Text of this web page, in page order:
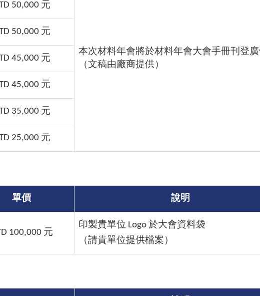
本次材料年會將於材料年會大會手冊刊登
（文稿由廠商提供）
50,000 元
50,000 元
45,000 元
45,000 元
35,000 元
25,000 元
單價 說明
100,000 元
印製貴單位 Logo 於大會資料袋
（請貴單位提供檔案）